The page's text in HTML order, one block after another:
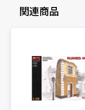
関連商品